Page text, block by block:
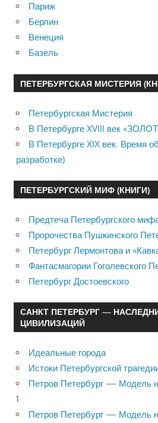
Париж
Берлин
Венеция
Базель
ПЕТЕРБУРГСКАЯ МИСТЕРИЯ
Петербургская Мистерия
В Петербурге XVIII век
В Петербурге XIX век. Время
разработке)
ПЕТЕРБУРГСКИЙ МИФ (КНИГИ)
Предтеча Петербургского
Пророчества Пушкинского
Петербург Лермонтова и
Фантасмагории Гоголевского
Петербург Достоевского
САНКТ ПЕТЕРБУРГ —
ЦИВИЛИЗАЦИЙ
Идеальные города
Истоки Петербургской
Петров Петербург — Модель
1
Петров Петербург — Модель